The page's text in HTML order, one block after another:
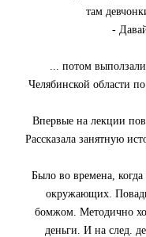
там
-
... потом выползали
Челябинской области
Впервые на лекции
Рассказала занятную
Было во времена,
окружающих.
бомжом. Методично
деньги. И на след.